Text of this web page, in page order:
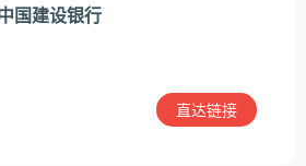
国建设银行
直达链接